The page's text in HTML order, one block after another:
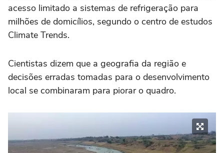
acesso limitado a sistemas de refrigeração para
milhões de domicílios, segundo o centro de estudos
Climate Trends.
Cientistas dizem que a geografia da região e
decisões erradas tomadas para o desenvolvimento
local se combinaram para piorar o quadro.